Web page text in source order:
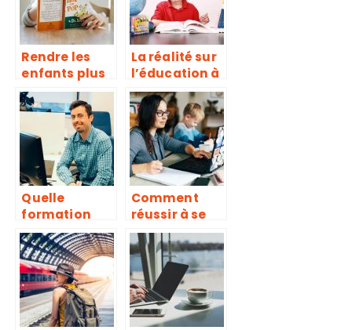
Rendre les
enfants plus
intelligents
par
l’éducation
La réalité sur
l’éducation à
la maison
pendant le
confinement
Quelle
formation
pour devenir
développeur
informatique
?
Comment
réussir à se
réorienter
professionnel
lement ?